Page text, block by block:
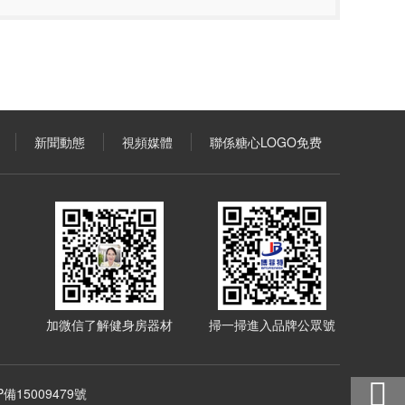
新聞動態 視頻媒體 聯係糖心LOGO免费
加微信了解健身房器材 掃一掃進入品牌公眾號
備15009479號